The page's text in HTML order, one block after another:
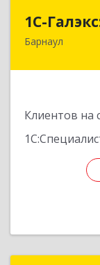
1С-
Барнаул
Клиентов на
656015,